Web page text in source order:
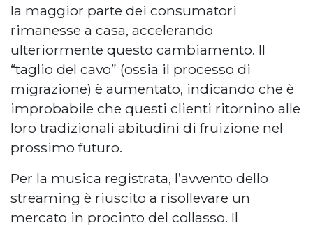
la maggior parte dei consumatori
rimanesse a casa, accelerando
ulteriormente questo cambiamento. Il
“taglio del cavo” (ossia il processo di
migrazione) è aumentato, indicando che è
improbabile che questi clienti ritornino alle
loro tradizionali abitudini di fruizione nel
prossimo futuro.
Per la musica registrata, l’avvento dello
streaming è riuscito a risollevare un
mercato in procinto del collasso. Il